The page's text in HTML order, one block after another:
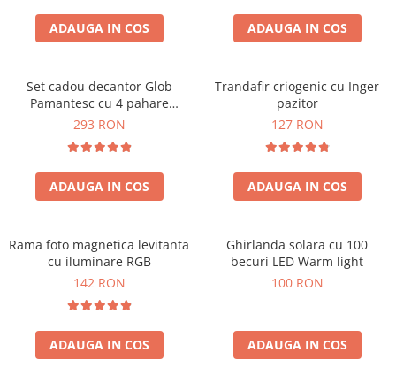
Cadouri Fete
Pentru Copilul din tine
Cadouri de Casa Noua
Cadouri Majorat
Cadouri pentru Nasi
Cadouri pentru Bunici
Cadouri pentru Prieteni
Cel ce are tot
Cadouri Nunta si Cununie civila
Cani si Termosuri
Jocuri si Puzzle
Seturi de caligrafie
Cadouri Sfantul Alexandru
Cadouri Constantin si Elena
Cadouri Sfanta Maria
Cadouri Sfintii Mihail si Gavriil
ADAUGA IN COS ADAUGA IN COS
Set cadou decantor Glob
Pamantesc cu 4 pahare
Deluxe
293 RON
ADAUGA IN COS
Trandafir criogenic cu Inger
pazitor
127 RON
ADAUGA IN COS
Rama foto magnetica levitanta
cu iluminare RGB
142 RON
ADAUGA IN COS
Ghirlanda solara cu 100
becuri LED Warm light
100 RON
ADAUGA IN COS